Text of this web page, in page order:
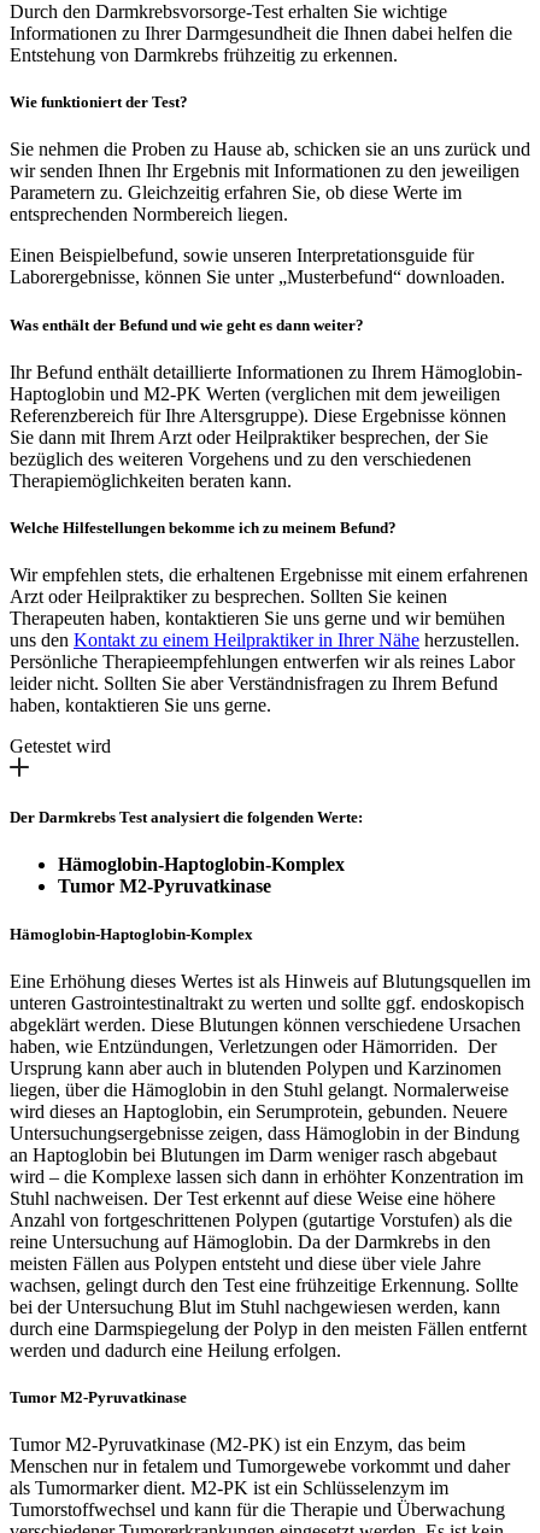
Durch den Darmkrebsvorsorge-Test erhalten Sie wichtige
Informationen zu Ihrer Darmgesundheit die Ihnen dabei helfen die
Entstehung von Darmkrebs frühzeitig zu erkennen.
Wie funktioniert der Test?
Sie nehmen die Proben zu Hause ab, schicken sie an uns zurück und
wir senden Ihnen Ihr Ergebnis mit Informationen zu den jeweiligen
Parametern zu. Gleichzeitig erfahren Sie, ob diese Werte im
entsprechenden Normbereich liegen.
Einen Beispielbefund, sowie unseren Interpretationsguide für
Laborergebnisse, können Sie unter „Musterbefund“ downloaden.
Was enthält der Befund und wie geht es dann weiter?
Ihr Befund enthält detaillierte Informationen zu Ihrem Hämoglobin-
Haptoglobin und M2-PK Werten (verglichen mit dem jeweiligen
Referenzbereich für Ihre Altersgruppe). Diese Ergebnisse können
Sie dann mit Ihrem Arzt oder Heilpraktiker besprechen, der Sie
bezüglich des weiteren Vorgehens und zu den verschiedenen
Therapiemöglichkeiten beraten kann.
Welche Hilfestellungen bekomme ich zu meinem Befund?
Wir empfehlen stets, die erhaltenen Ergebnisse mit einem erfahrenen
Arzt oder Heilpraktiker zu besprechen. Sollten Sie keinen
Therapeuten haben, kontaktieren Sie uns gerne und wir bemühen
uns den Kontakt zu einem Heilpraktiker in Ihrer Nähe herzustellen.
Persönliche Therapieempfehlungen entwerfen wir als reines Labor
leider nicht. Sollten Sie aber Verständnisfragen zu Ihrem Befund
haben, kontaktieren Sie uns gerne.
Getestet wird
Der Darmkrebs Test analysiert die folgenden Werte:
Hämoglobin-Haptoglobin-Komplex
Tumor M2-Pyruvatkinase
Hämoglobin-Haptoglobin-Komplex
Eine Erhöhung dieses Wertes ist als Hinweis auf Blutungsquellen im
unteren Gastrointestinaltrakt zu werten und sollte ggf. endoskopisch
abgeklärt werden. Diese Blutungen können verschiedene Ursachen
haben, wie Entzündungen, Verletzungen oder Hämorriden. Der
Ursprung kann aber auch in blutenden Polypen und Karzinomen
liegen, über die Hämoglobin in den Stuhl gelangt. Normalerweise
wird dieses an Haptoglobin, ein Serumprotein, gebunden. Neuere
Untersuchungsergebnisse zeigen, dass Hämoglobin in der Bindung
an Haptoglobin bei Blutungen im Darm weniger rasch abgebaut
wird – die Komplexe lassen sich dann in erhöhter Konzentration im
Stuhl nachweisen. Der Test erkennt auf diese Weise eine höhere
Anzahl von fortgeschrittenen Polypen (gutartige Vorstufen) als die
reine Untersuchung auf Hämoglobin. Da der Darmkrebs in den
meisten Fällen aus Polypen entsteht und diese über viele Jahre
wachsen, gelingt durch den Test eine frühzeitige Erkennung. Sollte
bei der Untersuchung Blut im Stuhl nachgewiesen werden, kann
durch eine Darmspiegelung der Polyp in den meisten Fällen entfernt
werden und dadurch eine Heilung erfolgen.
Tumor M2-Pyruvatkinase
Tumor M2-Pyruvatkinase (M2-PK) ist ein Enzym, das beim
Menschen nur in fetalem und Tumorgewebe vorkommt und daher
als Tumormarker dient. M2-PK ist ein Schlüsselenzym im
Tumorstoffwechsel und kann für die Therapie und Überwachung